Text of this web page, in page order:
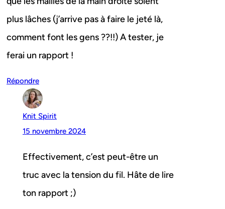
plus lâches (j’arrive pas à faire le jeté là,
comment font les gens ??!!) A tester, je
ferai un rapport !
Répondre
Knit Spirit
15 novembre 2024
Effectivement, c’est peut-être un
truc avec la tension du fil. Hâte de lire
ton rapport ;)